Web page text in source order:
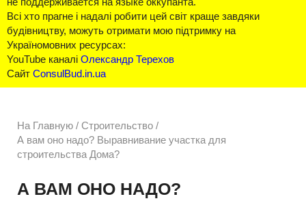
Всі хто прагне і надалі робити цей світ краще завдяки
будівництву, можуть отримати мою підтримку на
Україномовних ресурсах:
YouTube каналі Олександр Терехов
Сайт ConsulBud.in.ua
На Главную / Строительство /
А вам оно надо? Выравнивание участка для
строительства Дома?
А ВАМ ОНО НАДО?